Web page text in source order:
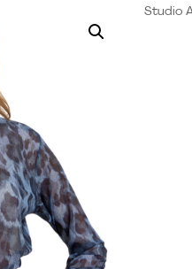
Studio